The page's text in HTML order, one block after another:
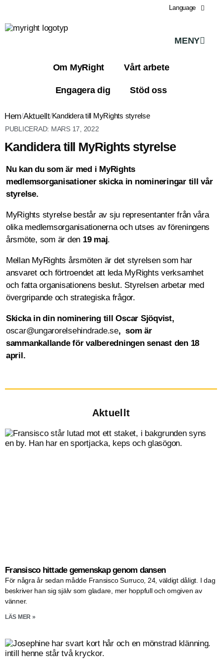
Language
MENY
Om MyRight Vårt arbete
Engagera dig Stöd oss
Hem/Aktuellt/Kandidera till MyRights styrelse
PUBLICERAD: MARS 17, 2022
Kandidera till MyRights styrelse
Nu kan du som är med i MyRights
medlemsorganisationer skicka in nomineringar till vår
styrelse.
MyRights styrelse består av sju representanter från våra
olika medlemsorganisationerna och utses av föreningens
årsmöte, som är den 19 maj.
Mellan MyRights årsmöten är det styrelsen som har
ansvaret och förtroendet att leda MyRights verksamhet
och fatta organisationens beslut. Styrelsen arbetar med
övergripande och strategiska frågor.
Skicka in din nominering till Oscar Sjöqvist,
oscar@ungarorelsehindrade.se, som är
sammankallande för valberedningen senast den 18
april.
Aktuellt
Fransisco hittade gemenskap genom dansen
För några år sedan mådde Fransisco Surruco, 24, väldigt dåligt. I dag
beskriver han sig själv som gladare, mer hoppfull och omgiven av
vänner.
LÄS MER »